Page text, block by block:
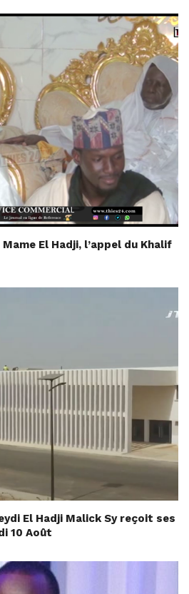
El Hadji, l’appel du Khalif
El Hadji Malick Sy reçoit ses
10 Août